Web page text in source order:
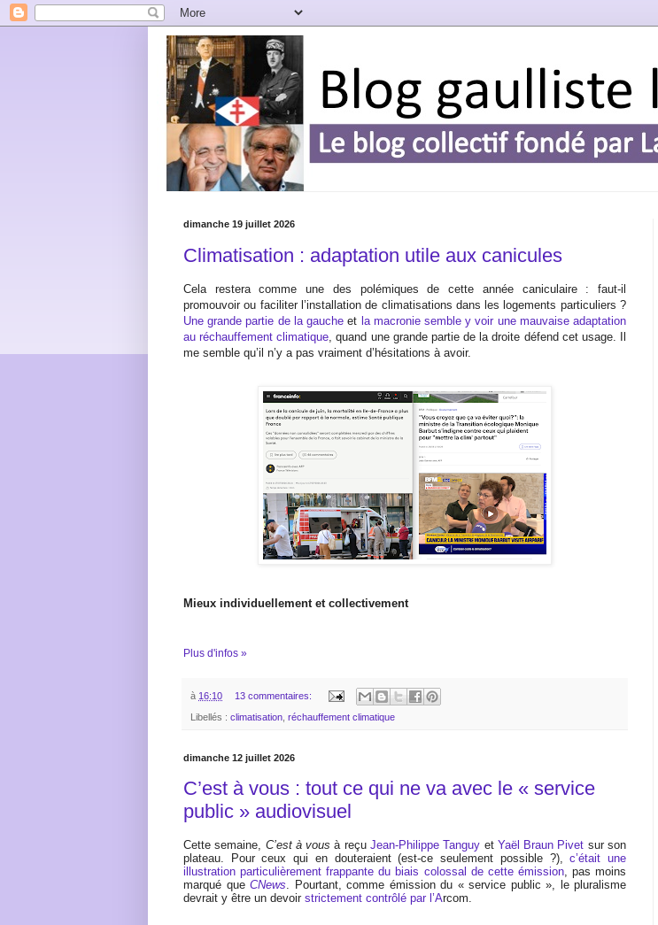
dimanche 19 juillet 2026
Climatisation : adaptation utile aux canicules
Cela restera comme une des polémiques de cette année caniculaire : faut-il
promouvoir ou faciliter l’installation de climatisations dans les logements particuliers ?
Une grande partie de la gauche et la macronie semble y voir une mauvaise adaptation
au réchauffement climatique , quand une grande partie de la droite défend cet usage. Il
me semble qu’il n’y a pas vraiment d’hésitations à avoir.
Mieux individuellement et collectivement
Plus d'infos »
à 16:10 13 commentaires:
Libellés : climatisation réchauffement climatique
dimanche 12 juillet 2026
C’est à vous : tout ce qui ne va avec le « service
public » audiovisuel
Cette semaine, C’est à vous à reçuJean-Philippe Tanguy et Yaël Braun Pivet sur son
plateau. Pour ceux qui en douteraient (est-ce seulement possible ?),c’était une
illustration particulièrement frappante du biais colossal de cette émission, pas moins
marqué que CNews . Pourtant, comme émission du « service public », le pluralisme
devrait y être un devoir strictement contrôlé par l’Arcom.